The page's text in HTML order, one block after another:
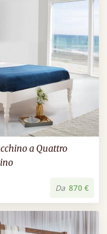
a Quattro
Da 870 €